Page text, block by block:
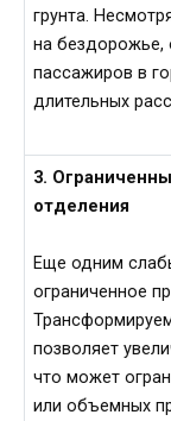
грунта.
на бездорожье,
пассажиров в
длительных
3.
отделения
Еще одним
ограниченное
позволяет
что может
или объемных